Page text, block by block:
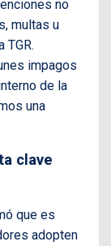
no
multas u
TGR.
impagos
de la
una
clave
que es
adopten